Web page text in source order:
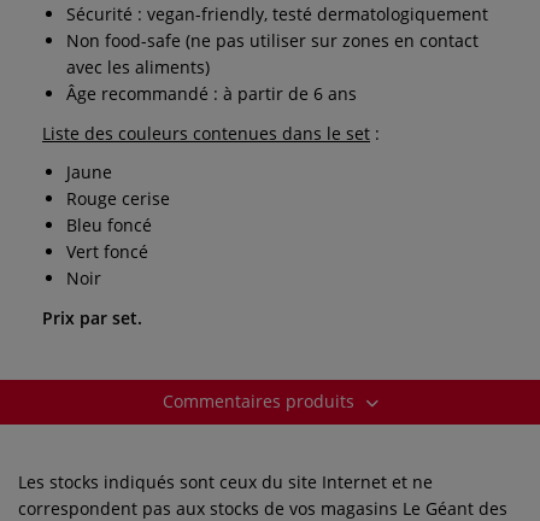
Sécurité : vegan-friendly, testé dermatologiquement
Non food-safe (ne pas utiliser sur zones en contact
avec les aliments)
Âge recommandé : à partir de 6 ans
Liste des couleurs contenues dans le set :
Jaune
Rouge cerise
Bleu foncé
Vert foncé
Noir
Prix par set.
Commentaires produits
Les stocks indiqués sont ceux du site Internet et ne
correspondent pas aux stocks de vos magasins Le Géant des